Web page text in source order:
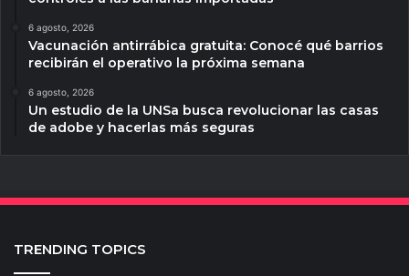
6 agosto, 2026
Vacunación antirrábica gratuita: Conocé qué barrios
recibirán el operativo la próxima semana
6 agosto, 2026
Un estudio de la UNSa busca revolucionar las casas
de adobe y hacerlas más seguras
TRENDING TOPICS